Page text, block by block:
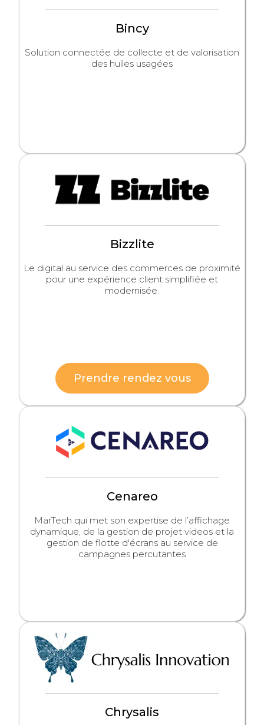
Bincy
Solution connectée de collecte et de valorisation
des huiles usagées
Bizzlite
Le digital au service des commerces de proximité
pour une expérience client simplifiée et
modernisée.
Prendre rendez vous
Cenareo
MarTech qui met son expertise de l’affichage
dynamique, de la gestion de projet videos et la
gestion de flotte d'écrans au service de
campagnes percutantes
Chrysalis